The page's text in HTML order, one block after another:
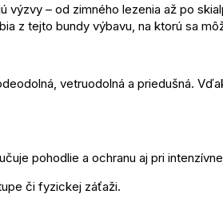
– od zimného lezenia až po
z tejto bundy výbavu, na ktorú sa
vetruodolná a priedušná.
pohodlie a ochranu aj pri
či fyzickej záťaži.